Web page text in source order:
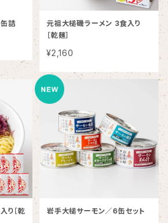
詰
元祖大槌磯ラーメン 3食入り
［乾麺］
¥2,160
り［乾
岩手大槌サーモン／6缶セット